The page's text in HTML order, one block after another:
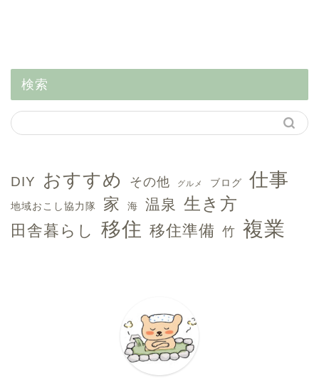
検索
DIY おすすめ その他 グルメ ブログ 仕事
地域おこし協力隊 家 海 温泉 生き方
田舎暮らし 移住 移住準備 竹 複業